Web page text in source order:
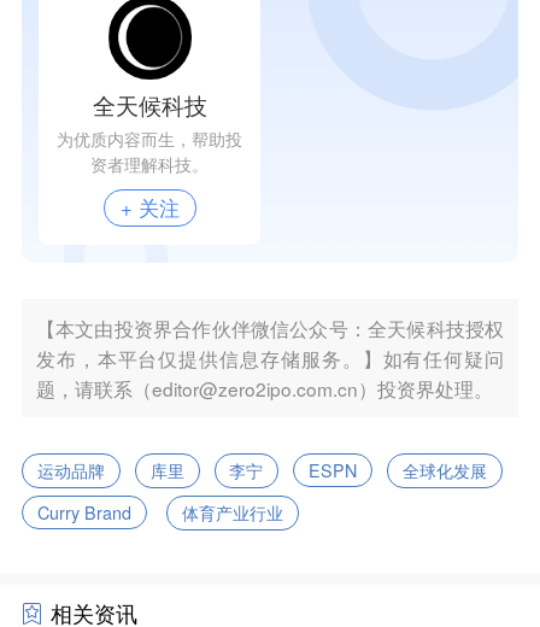
全天候科技
为优质内容而生，帮助投
资者理解科技。
+ 关注
【本文由投资界合作伙伴微信公众号：全天候科技授权
发布，本平台仅提供信息存储服务。】如有任何疑问
题，请联系（editor@zero2ipo.com.cn）投资界处理。
运动品牌 库里 李宁 ESPN
全球化发展
Curry Brand
体育产业行业
相关资讯